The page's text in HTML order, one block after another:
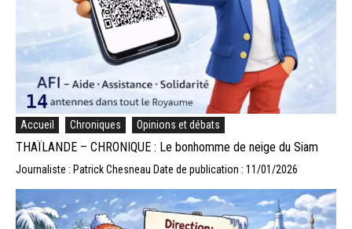
Accueil Chroniques Opinions et débats
THAÏLANDE – CHRONIQUE : Le bonhomme de neige du Siam
Journaliste : Patrick Chesneau Date de publication : 11/01/2026